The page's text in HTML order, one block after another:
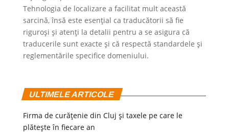
Tehnologia de localizare a facilitat mult această
sarcină, însă este esențial ca traducătorii să fie
riguroși și atenți la detalii pentru a se asigura că
traducerile sunt exacte și că respectă standardele și
reglementările specifice domeniului.
ULTIMELE ARTICOLE
Firma de curățenie din Cluj și taxele pe care le
plătește în fiecare an